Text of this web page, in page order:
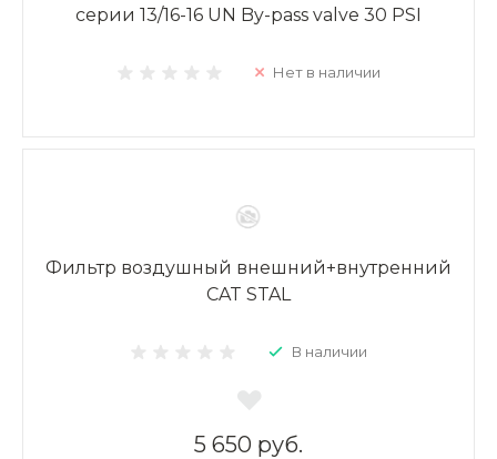
серии 13/16-16 UN By-pass valve 30 PSI
Нет в наличии
Фильтр воздушный внешний+внутренний
CAT STAL
В наличии
5 650 руб.